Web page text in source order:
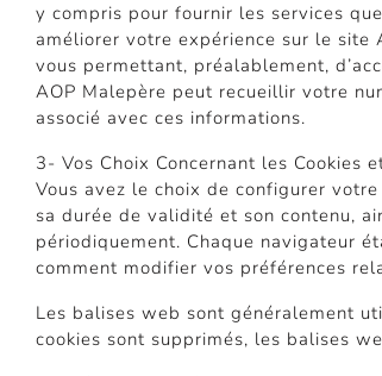
y compris pour fournir les services
améliorer votre expérience sur le site
vous permettant, préalablement,
AOP Malepère peut recueillir votre
associé avec ces informations.
3- Vos Choix Concernant les Cookies
Vous avez le choix de configurer
sa durée de validité et son contenu,
périodiquement. Chaque navigateur
comment modifier vos préférences
Les balises web sont généralement
cookies sont supprimés, les balises